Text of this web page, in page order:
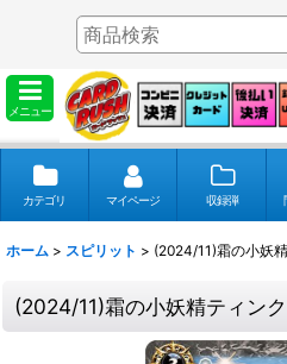
メニュー
カテゴリ マイページ 収録弾
ホーム > スピリット > (2024/11)霜の小妖
(2024/11)霜の小妖精ティン